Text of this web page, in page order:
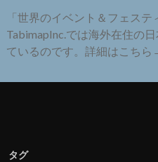
「世界のイベント＆フェス
TabimapInc.では海外在住の
ているのです。詳細はこちら
タグ